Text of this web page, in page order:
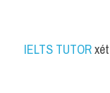
IELTS TUTOR